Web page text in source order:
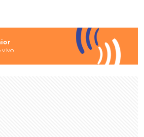
vivo